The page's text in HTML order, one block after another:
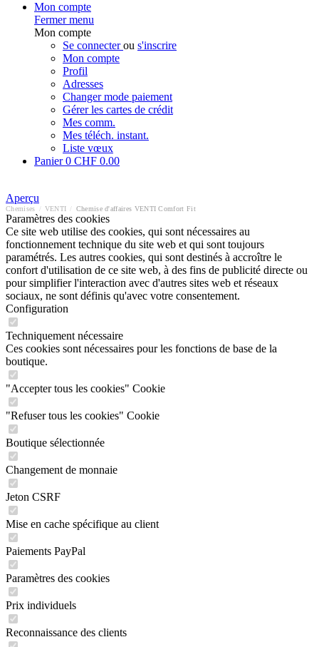
Mon compte
Fermer menu
Mon compte
Se connecterou s'inscrire
Mon compte
Profil
Adresses
Changer mode paiement
Gérer les cartes de crédit
Mes comm.
Mes téléch. instant.
Liste vœux
Panier0 CHF 0.00
Aperçu
Chemises VENTI Chemise d'affaires VENTI Comfort Fit
Paramètres des cookies
Ce site web utilise des cookies, qui sont nécessaires au
fonctionnement technique du site web et qui sont toujours
paramétrés. Les autres cookies, qui sont destinés à accroître le
confort d'utilisation de ce site web, à des fins de publicité directe ou
pour simplifier l'interaction avec d'autres sites web et réseaux
sociaux, ne sont définis qu'avec votre consentement.
Configuration
Techniquement nécessaire
Ces cookies sont nécessaires pour les fonctions de base de la
boutique.
"Accepter tous les cookies" Cookie
"Refuser tous les cookies" Cookie
Boutique sélectionnée
Changement de monnaie
Jeton CSRF
Mise en cache spécifique au client
Paiements PayPal
Paramètres des cookies
Prix individuels
Reconnaissance des clients